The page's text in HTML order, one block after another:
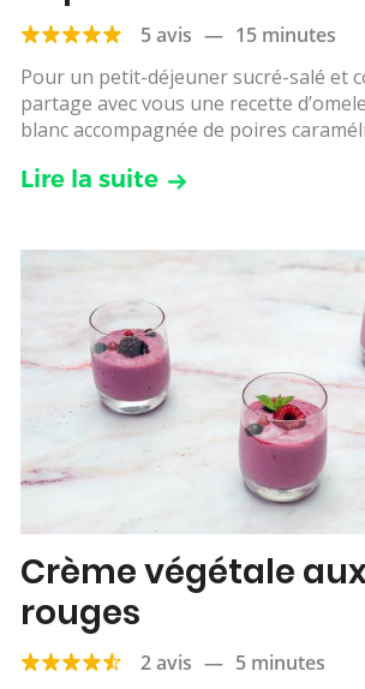
5 avis — 15 minutes
Pour un petit-déjeuner sucré-salé et
partage avec vous une recette
blanc accompagnée de poires
Lire la suite
Crème végétale
rouges
2 avis — 5 minutes